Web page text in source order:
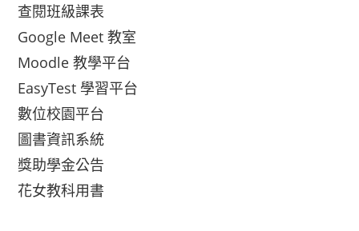
查閱班級課表
Google Meet 教室
Moodle 教學平台
EasyTest 學習平台
數位校園平台
圖書資訊系統
獎助學金公告
花女教科用書